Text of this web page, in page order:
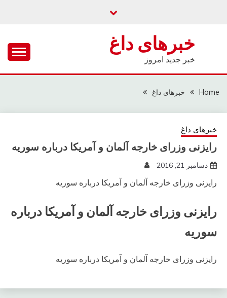
خبرهای داغ
خبر جدید امروز
Home خبرهای داغ
خبرهای داغ
رایزنی وزرای خارجه آلمان و آمریکا درباره سوریه
دسامبر 21, 2016
رایزنی وزرای خارجه آلمان و آمریکا درباره سوریه
رایزنی وزرای خارجه آلمان و آمریکا درباره
سوریه
رایزنی وزرای خارجه آلمان و آمریکا درباره سوریه